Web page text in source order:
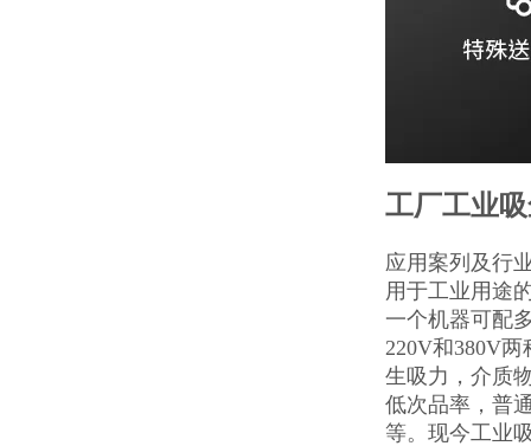
工厂工业
应用案列及行
用于工业用途
一个机器可配
220V和380V
生吸力，介质
低次品率，普
等。现今工业